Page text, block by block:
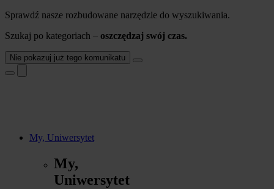
Sprawdź nasze rozbudowane narzędzie do wyszukiwania.
Szukaj po kategoriach – oszczędzaj swój czas.
Nie pokazuj już tego komunikatu
My, Uniwersytet
My,
Uniwersytet